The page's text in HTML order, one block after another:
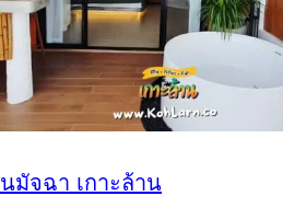
มัจฉา เกาะล้าน